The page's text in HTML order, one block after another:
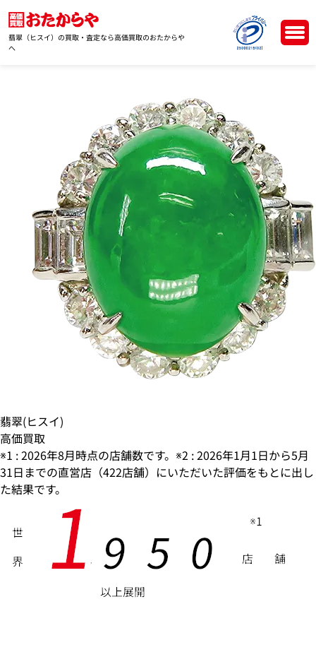
翡翠（ヒスイ）の買取・査定なら高価買取のおたからや
へ
翡翠(ヒスイ)
高価買取
※1 : 2026年8月時点の店舗数です。※2 : 2026年1月1日から5月
31日までの直営店（422店舗）にいただいた評価をもとに出し
た結果です。
以上展開
世
界 店 舗
19 5 0 ※1